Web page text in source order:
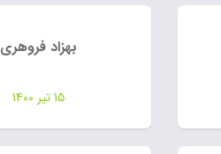
بهزاد فروهری
15 تیر 1400